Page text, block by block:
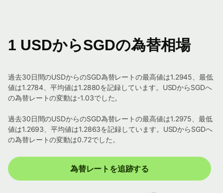
1 USDからSGDの為替相場
過去30日間のUSDからのSGD為替レートの最高値は1.2945、最低
値は1.2784、平均値は1.2880を記録しています。USDからSGDへ
の為替レートの変動は-1.03でした。
過去30日間のUSDからのSGD為替レートの最高値は1.2975、最低
値は1.2693、平均値は1.2863を記録しています。USDからSGDへ
の為替レートの変動は0.72でした。
為替レートを追跡する